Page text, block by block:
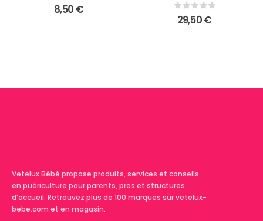
sur 5
8,50 € 0sur 5
29,50€
Vetelux Bébé propose produits, services et conseils
en puériculture pour parents, pros et structures
d’accueil. Retrouvez plus de 100 marques sur vetelux-
bebe.com et en magasin.